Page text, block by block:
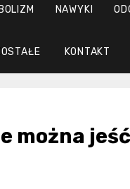
NAWYKI
KONTAKT
można